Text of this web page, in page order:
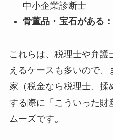
中小企業診断士
骨董品・宝石がある：
これらは、税理士や弁護
えるケースも多いので、
家（税金なら税理士、揉
する際に「こういった財
ムーズです。